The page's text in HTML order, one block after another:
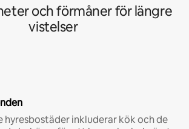
och förmåner för längre
vistelser
hyresbostäder inkluderar kök och de